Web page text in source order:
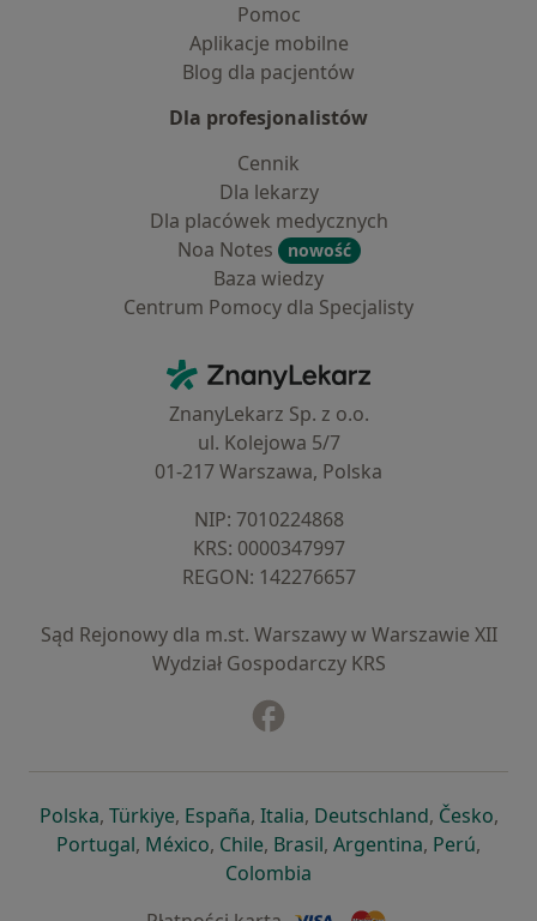
Pomoc
Aplikacje mobilne
Blog dla pacjentów
Dla profesjonalistów
Cennik
Dla lekarzy
Dla placówek medycznych
Noa Notes
nowość
Baza wiedzy
Centrum Pomocy dla Specjalisty
ZnanyLekarz - Strona główna
ZnanyLekarz Sp. z o.o.
ul. Kolejowa 5/7
01-217 Warszawa, Polska
NIP: ⁠7010224868
KRS: ⁠0000347997
REGON: ⁠142276657
Sąd Rejonowy dla m.st. Warszawy w Warszawie XII
Wydział Gospodarczy KRS
Polskaotwiera się w nowej karcie
, Türkiyeotwiera się w nowej karcie
, Españaotwiera się w nowej karcie
, Italiaotwiera się w nowej
, Deutschlandotwiera się
, Česko,
Portugalotwiera się w nowej karcie
, Méxicootwiera się w nowej karcie
, Chileotwiera się w nowej karcie
, Brasilotwiera się w nowej
, Argentinaotwiera się
, Perú,
Colombia